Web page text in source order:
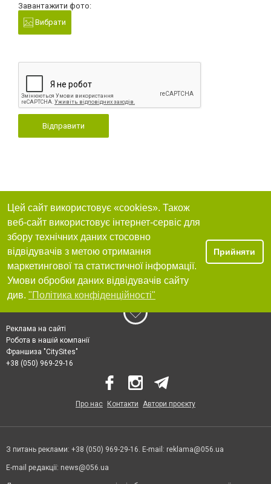
Завантажити фото:
Вибрати
Відправити
Цей сайт використовує «cookies». Також
веб-сайт використовує інтернет-сервіс для
збору технічних даних стосовно
відвідувачів з метою отримання
маркетингової та статистичної інформації.
Умови обробки даних відвідувачів сайту
див. "Політика конфіденційності"
Прийняти
Реклама на сайті
Робота в нашій компанії
Франшиза "CitySites"
+38 (050) 969-29-16
Про нас Контакти Автори проєкту
З питань реклами: +38 (050) 969-29-16. E-mail: reklama@056.ua
E-mail редакції: news@056.ua